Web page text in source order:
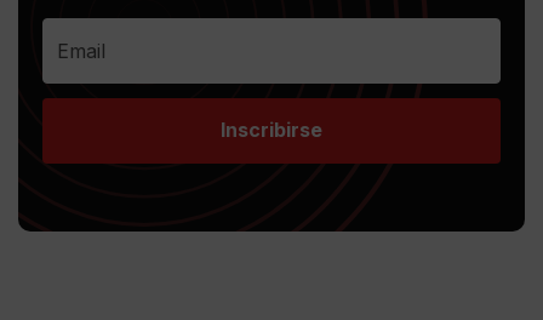
Inscribirse